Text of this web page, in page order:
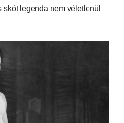
skót legenda nem véletlenül